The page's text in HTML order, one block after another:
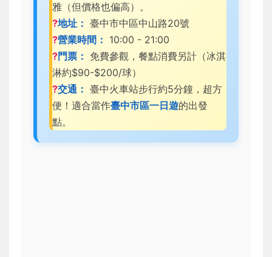
雅（但價格也偏高）。
?地址： 臺中市中區中山路20號
?營業時間： 10:00 - 21:00
?門票： 免費參觀，餐點消費另計（冰淇
淋約$90-$200/球）
?交通： 臺中火車站步行約5分鐘，超方
便！適合當作臺中市區一日遊的出發
點。